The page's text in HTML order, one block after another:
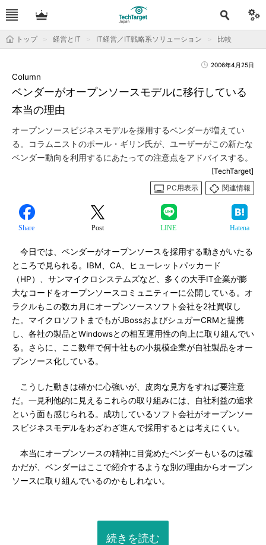
トップ 経営とIT IT経営／IT戦略系ソリューション 比較
2006年4月25日
ベンダーがオープンソースモデルに移行している
本当の理由
Column
オープンソースビジネスモデルを採用するベンダーが増えてい
る。コラムニストのポール・ギリン氏が、ユーザーがこの新たな
ベンダー動向を利用するにあたっての注意点をアドバイスする。
[TechTarget]
PC用表示
関連情報
Share Post LINE Hatena
今日では、ベンダーがオープンソースを採用する動きがいたる
ところで見られる。IBM、CA、ヒューレットパッカード
（HP）、サンマイクロシステムズなど、多くの大手IT企業が膨
大なコードをオープンソースコミュニティーに公開している。オ
ラクルもこの数カ月にオープンソースソフト会社を2社買収し
た。マイクロソフトまでもがJBossおよびシュガーCRMと提携
し、各社の製品とWindowsとの相互運用性の向上に取り組んでい
る。さらに、ここ数年で何十社もの小規模企業が自社製品をオー
プンソース化している。
こうした動きは確かに心強いが、皮肉な見方をすれば要注意
だ。一見利他的に見えるこれらの取り組みには、自社利益の追求
という面も感じられる。成功しているソフト会社がオープンソー
スビジネスモデルをわざわざ進んで採用するとは考えにくい。
本当にオープンソースの精神に目覚めたベンダーもいるのは確
かだが、ベンダーはここで紹介するような別の理由からオープン
ソースに取り組んでいるのかもしれない。
続きを読む